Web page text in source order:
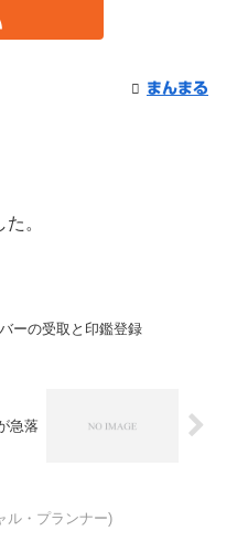
まんまる
。
ーの受取と印鑑登録
急落
ル・プランナー)